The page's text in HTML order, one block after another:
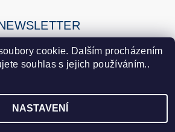
→
s podmínkami ochrany osobních
, všechna práva vyhrazena
cookie. Dalším procházením
souhlas s jejich používáním..
NASTAVENÍ